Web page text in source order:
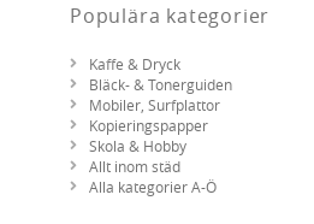
Populära kategorier
Kaffe & Dryck
Bläck- & Tonerguiden
Mobiler, Surfplattor
Kopieringspapper
Skola & Hobby
Allt inom städ
Alla kategorier A-Ö